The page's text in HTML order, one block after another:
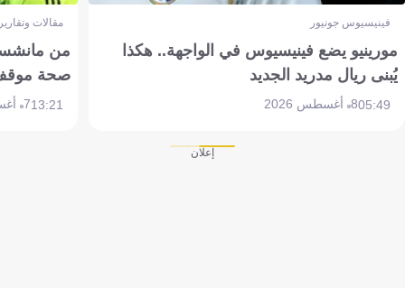
فينيسيوس جونيور
مورينيو يضع فينيسيوس في الواجهة.. هكذا
يُبنى ريال مدريد الجديد
05:498 أغسطس 2026
مقالات
من
صحة موقف
13:217 أغسطس 2026
إعلان